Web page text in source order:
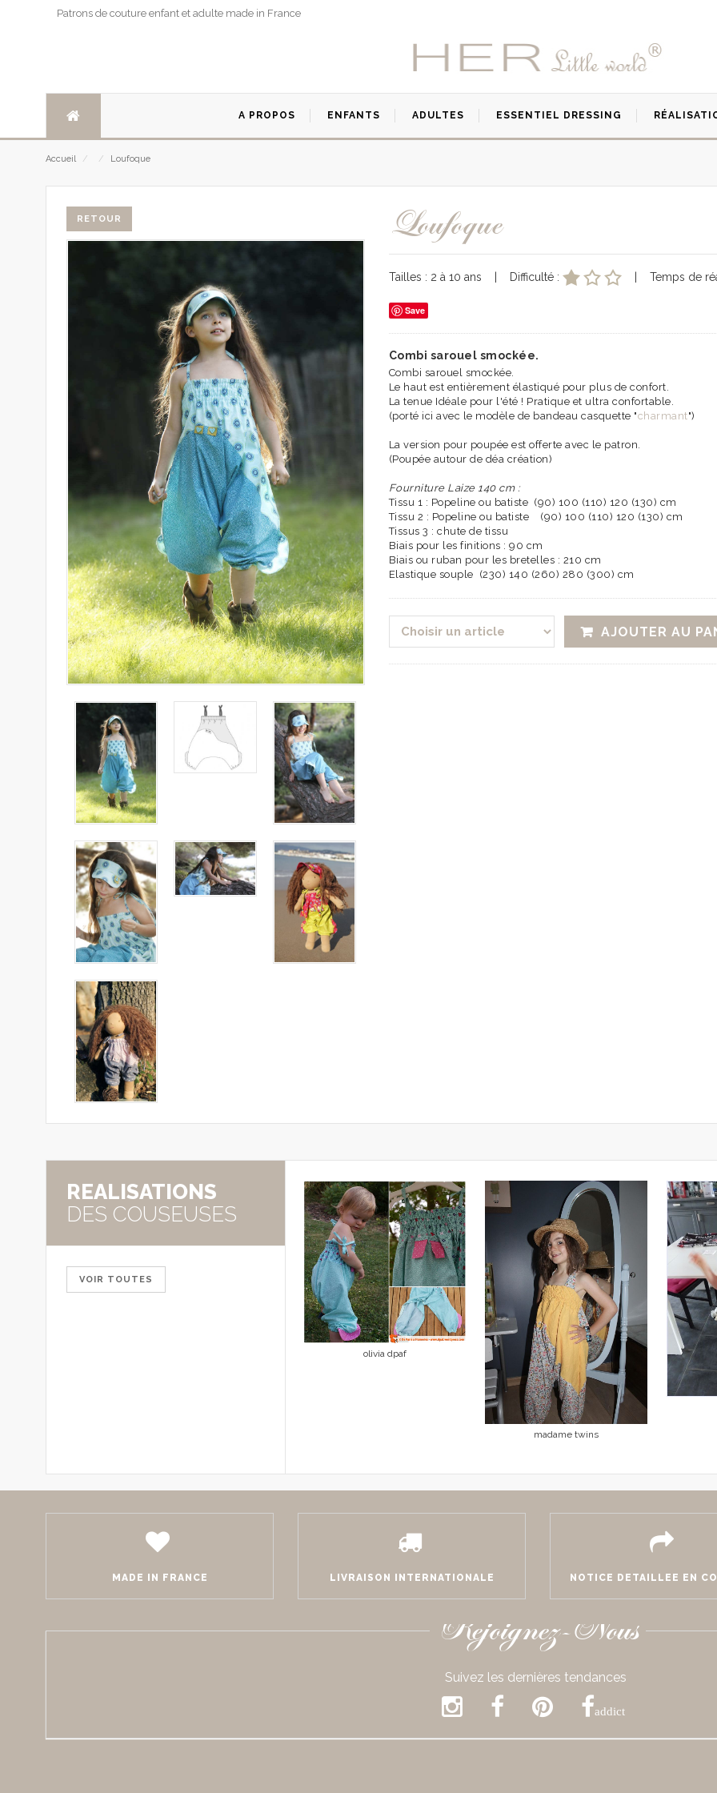
Patrons de couture enfant et adulte made in France
A PROPOS ENFANTS ADULTES ESSENTIEL DRESSING
Accueil / / Loufoque
RETOUR Loufoque
Tailles : 2 à 10 ans | Difficulté : | Temps de
Save
Combi sarouel smockée.
Combi sarouel smockée.
Le haut est entièrement élastiqué pour plus de confort.
La tenue Idéale pour l'été ! Pratique et ultra confortable.
(porté ici avec le modèle de bandeau casquette "charmant")
La version pour poupée est offerte avec le patron.
(Poupée autour de déa création)
Fourniture Laize 140 cm :
Tissu 1 : Popeline ou batiste (90) 100 (110) 120 (130) cm
Tissu 2 : Popeline ou batiste (90) 100 (110) 120 (130) cm
Tissus 3 : chute de tissu
Biais pour les finitions : 90 cm
Biais ou ruban pour les bretelles : 210 cm
Elastique souple (230) 140 (260) 280 (300) cm
AJOUTER AU
REALISATIONS
DES COUSEUSES
VOIR TOUTES
olivia dpaf
madame twins
MADE IN FRANCE LIVRAISON INTERNATIONALE NOTICE DETAILLEE EN
Rejoignez-Nous
Suivez les dernières tendances
addict